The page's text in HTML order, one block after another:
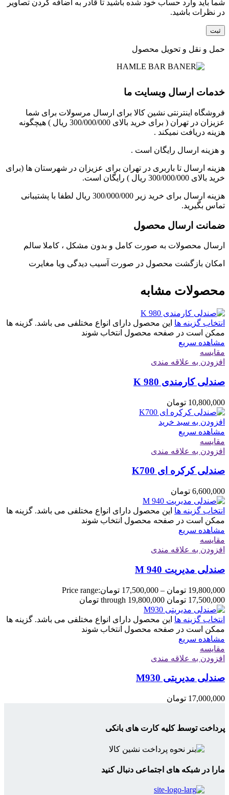
شما باید وارد حساب خود شده باشید تا قادر به اضافه کردن تصاویر
در نظرات باشید.
حمل و نقل و تحویل محصول
خدمات ارسال وبسایت ما
فروشگاه اینترنتی نشین کالا برای ارسال مرسولات برای شما
عزیزان در تهران ( برای خرید بالای 300/000/000 ریال ) هیچگونه
هزینه دریافت نمیکند .
و هزینه ارسال رایگان است .
هزینه ارسال تا باربری در تهران برای عزیزان در شهرستان ها (برای
خرید بالای 300/000/000 ریال ) رایگان است.
هزینه ارسال برای خرید زیر 300/000/000 ریال لطفا با پشتیبانی
تماس بگیرید.
ضمانت ارسال محصول
ارسال محصولات به صورت کامل و بدون مشکل ، کاملا سالم
امکان بازگشت محصول در صورت آسیب دیدگی ویا مغایرت
محصولات مشابه
انتخاب گزینه ها این محصول دارای انواع مختلفی می باشد. گزینه ها
ممکن است در صفحه محصول انتخاب شوند
مشاهده سریع
مقایسه
افزودن به علاقه مندی
صندلی کارمندی K 980
10,800,000 تومان
افزودن به سبد خرید
مشاهده سریع
مقایسه
افزودن به علاقه مندی
صندلی کرکره ای K700
6,600,000 تومان
انتخاب گزینه ها این محصول دارای انواع مختلفی می باشد. گزینه ها
ممکن است در صفحه محصول انتخاب شوند
مشاهده سریع
مقایسه
افزودن به علاقه مندی
صندلی مدیریت M 940
19,800,000 تومان –
17,500,000 تومانPrice range:
17,500,000 تومان through 19,800,000 تومان
انتخاب گزینه ها این محصول دارای انواع مختلفی می باشد. گزینه ها
ممکن است در صفحه محصول انتخاب شوند
مشاهده سریع
مقایسه
افزودن به علاقه مندی
صندلی مدیریتی M930
17,000,000 تومان
پرداخت توسط کلیه کارت های بانکی
مارا در شبکه های اجتماعی دنبال کنید